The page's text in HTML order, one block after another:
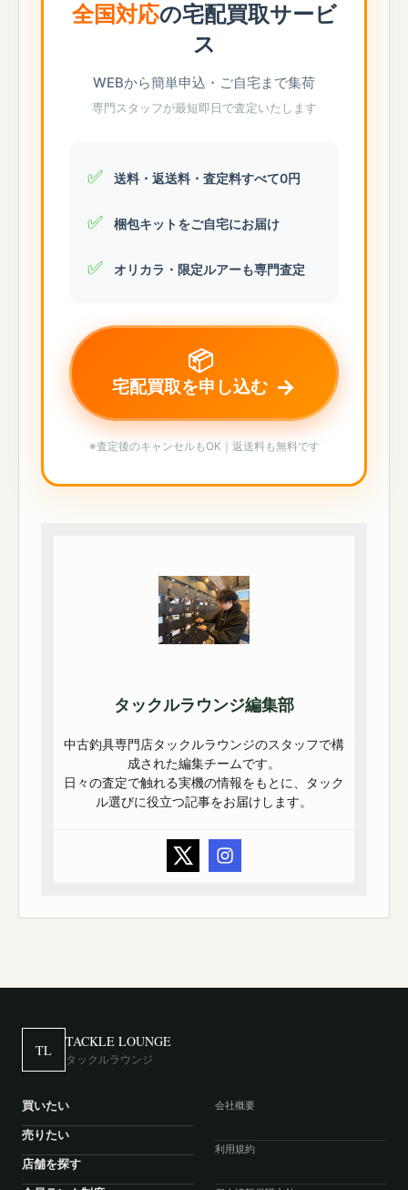
全国対応の宅配買取サービ
ス
WEBから簡単申込・ご自宅まで集荷
専門スタッフが最短即日で査定いたします
✅ 送料・返送料・査定料すべて0円
✅ 梱包キットをご自宅にお届け
✅ オリカラ・限定ルアーも専門査定
📦
宅配買取を申し込む →
※査定後のキャンセルもOK｜返送料も無料です
タックルラウンジ編集部
中古釣具専門店タックルラウンジのスタッフで構
成された編集チームです。
日々の査定で触れる実機の情報をもとに、タック
ル選びに役立つ記事をお届けします。
TL
TACKLE LOUNGE
タックルラウンジ
買いたい
売りたい
店舗を探す
会社概要
利用規約